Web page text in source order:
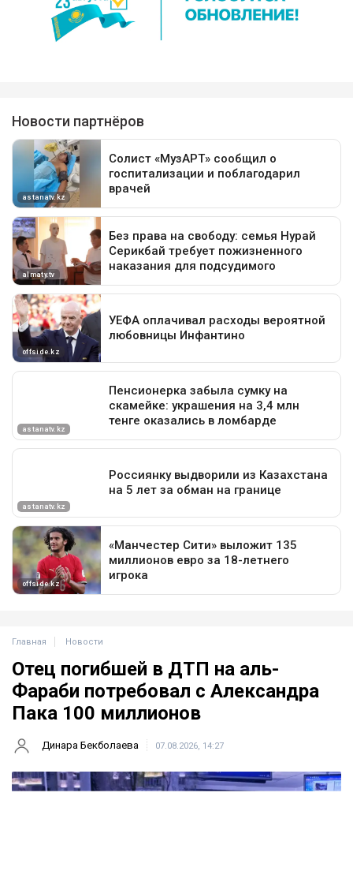
Главная Новости
Отец погибшей в ДТП на аль-
Фараби потребовал с Александра
Пака 100 миллионов
Динара Бекболаева 07.08.2026, 14:27